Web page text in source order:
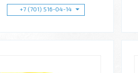
+7 (701) 516-04-14